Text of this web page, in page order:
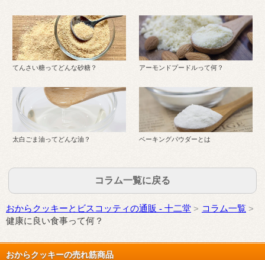
てんさい糖ってどんな砂糖？ アーモンドプードルって何？
太白ごま油ってどんな油？ ベーキングパウダーとは
コラム一覧に戻る
おからクッキーとビスコッティの通販 - 十二堂
コラム一覧
健康に良い食事って何？
おからクッキーの売れ筋商品